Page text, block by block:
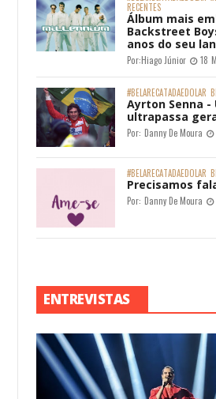
RECENTES
Álbum mais
Backstreet
anos do seu
Por:Hiago Júnior 18
#BELARECATADAEDOLAR
Ayrton Senna -
ultrapassa
Por: Danny De Moura
#BELARECATADAEDOLAR
Precisamos
Por: Danny De Moura
ENTREVISTAS